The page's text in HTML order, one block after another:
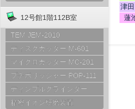
12号館1階112B室
TEM JEM-2010
ディスクカッター M-601
マイクロカッター MC-201
プチポリッシャー POP-111
ディンプルグラインダー
精密イオン研磨装置
津
蓮